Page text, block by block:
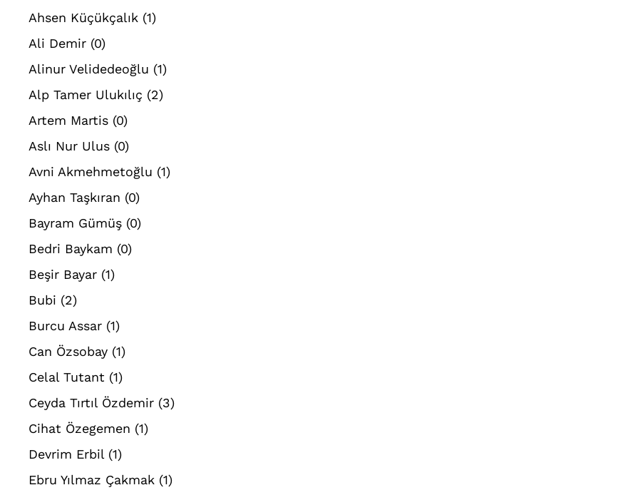
Ahsen Küçükçalık (1)
Ali Demir (0)
Alinur Velidedeoğlu (1)
Alp Tamer Ulukılıç (2)
Artem Martis (0)
Aslı Nur Ulus (0)
Avni Akmehmetoğlu (1)
Ayhan Taşkıran (0)
Bayram Gümüş (0)
Bedri Baykam (0)
Beşir Bayar (1)
Bubi (2)
Burcu Assar (1)
Can Özsobay (1)
Celal Tutant (1)
Ceyda Tırtıl Özdemir (3)
Cihat Özegemen (1)
Devrim Erbil (1)
Ebru Yılmaz Çakmak (1)